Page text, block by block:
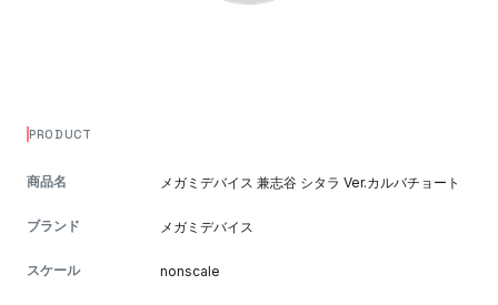
PRODUCT
商品名 メガミデバイス 兼志谷 シタラ Ver.カルバチョート
ブランド メガミデバイス
スケール nonscale